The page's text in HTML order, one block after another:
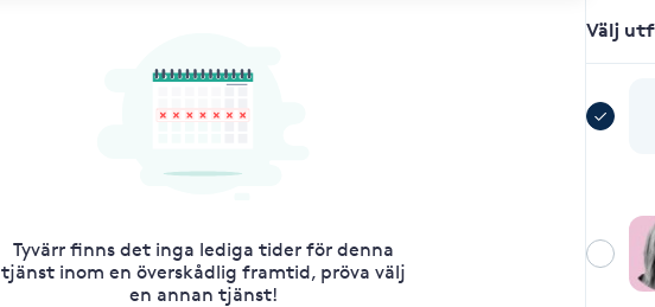
Tyvärr finns det inga lediga tider för denna
tjänst inom en överskådlig framtid, pröva välj
en annan tjänst!
Välj